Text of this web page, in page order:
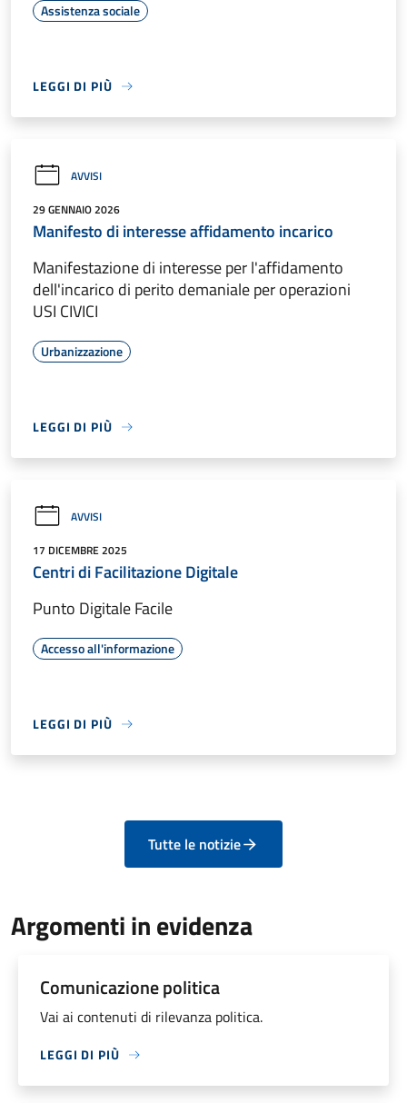
Assistenza sociale
LEGGI DI PIÙ
AVVISI
29 GENNAIO 2026
Manifesto di interesse affidamento incarico
Manifestazione di interesse per l'affidamento
dell'incarico di perito demaniale per operazioni
USI CIVICI
Urbanizzazione
LEGGI DI PIÙ
AVVISI
17 DICEMBRE 2025
Centri di Facilitazione Digitale
Punto Digitale Facile
Accesso all'informazione
LEGGI DI PIÙ
Tutte le notizie
Argomenti in evidenza
Comunicazione politica
Vai ai contenuti di rilevanza politica.
LEGGI DI PIÙ